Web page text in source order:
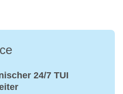
24/7 TUI